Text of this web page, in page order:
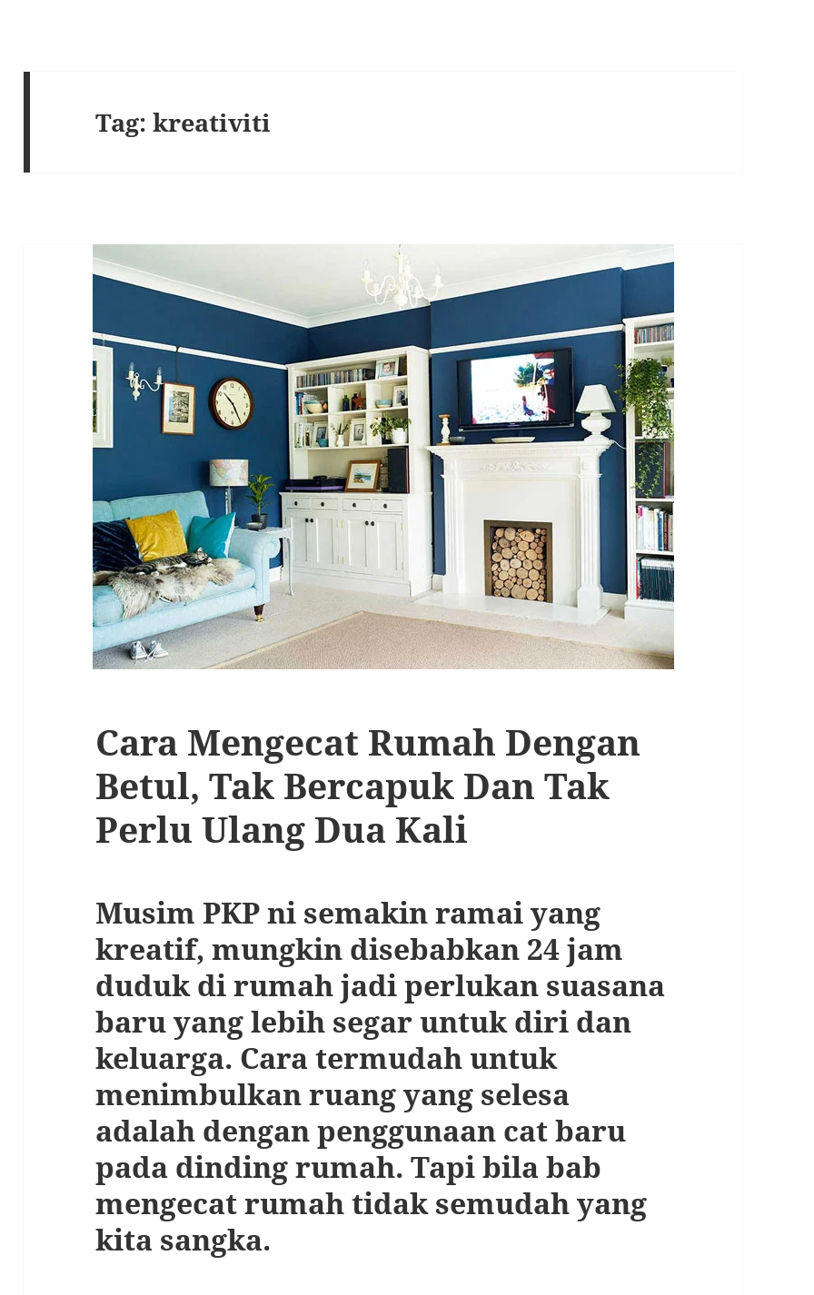
Tag:kreativiti
Cara Mengecat Rumah Dengan
Betul, Tak Bercapuk Dan Tak
Perlu Ulang Dua Kali
Musim PKP ni semakin ramai yang
kreatif, mungkin disebabkan 24 jam
duduk di rumah jadi perlukan suasana
baru yang lebih segar untuk diri dan
keluarga. Cara termudah untuk
menimbulkan ruang yang selesa
adalah dengan penggunaan cat baru
pada dinding rumah. Tapi bila bab
mengecat rumah tidak semudah yang
kita sangka.